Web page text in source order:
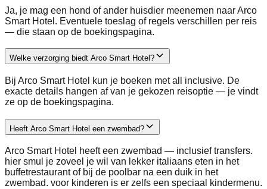
Ja, je mag een hond of ander huisdier meenemen naar Arco
Smart Hotel. Eventuele toeslag of regels verschillen per reis
— die staan op de boekingspagina.
Welke verzorging biedt Arco Smart Hotel?
Bij Arco Smart Hotel kun je boeken met all inclusive. De
exacte details hangen af van je gekozen reisoptie — je vindt
ze op de boekingspagina.
Heeft Arco Smart Hotel een zwembad?
Arco Smart Hotel heeft een zwembad — inclusief transfers.
hier smul je zoveel je wil van lekker italiaans eten in het
buffetrestaurant of bij de poolbar na een duik in het
zwembad. voor kinderen is er zelfs een speciaal kindermenu.